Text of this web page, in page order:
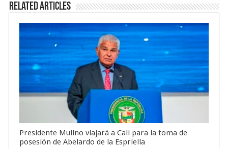
Related Articles
Presidente Mulino viajará a Cali para la toma de
posesión de Abelardo de la Espriella